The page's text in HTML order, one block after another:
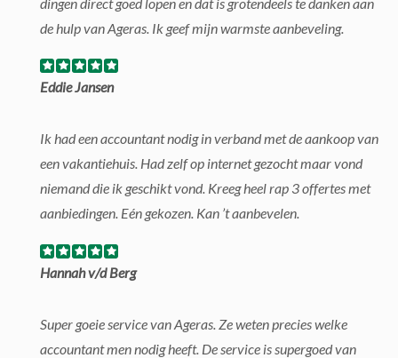
de hulp van Ageras. Ik geef mijn warmste aanbeveling.
Eddie Jansen
Ik had een accountant nodig in verband met de aankoop van
een vakantiehuis. Had zelf op internet gezocht maar vond
niemand die ik geschikt vond. Kreeg heel rap 3 offertes met
aanbiedingen. Eén gekozen. Kan ’t aanbevelen.
Hannah v/d Berg
Super goeie service van Ageras. Ze weten precies welke
accountant men nodig heeft. De service is supergoed van